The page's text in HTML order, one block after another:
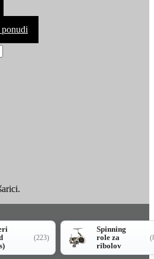
(223)
Spinning
role za
ribolov